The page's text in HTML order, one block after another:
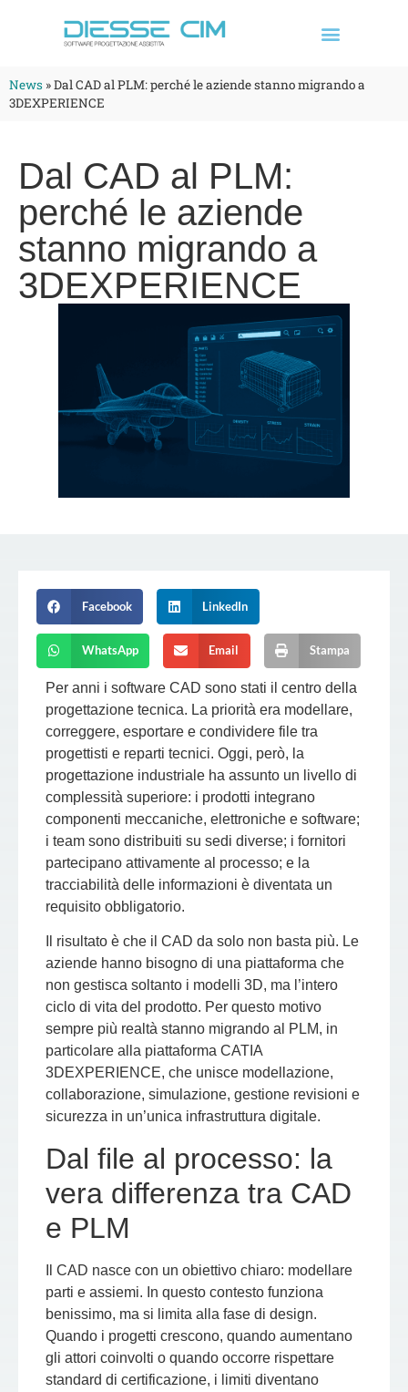
News »Dal CAD al PLM: perché le aziende stanno migrando a
3DEXPERIENCE
Dal CAD al PLM:
perché le aziende
stanno migrando a
3DEXPERIENCE
Facebook LinkedIn
WhatsApp Email Stampa
Per anni i software CAD sono stati il centro della
progettazione tecnica. La priorità era modellare,
correggere, esportare e condividere file tra
progettisti e reparti tecnici. Oggi, però, la
progettazione industriale ha assunto un livello di
complessità superiore: i prodotti integrano
componenti meccaniche, elettroniche e software;
i team sono distribuiti su sedi diverse; i fornitori
partecipano attivamente al processo; e la
tracciabilità delle informazioni è diventata un
requisito obbligatorio.
Il risultato è che il CAD da solo non basta più. Le
aziende hanno bisogno di una piattaforma che
non gestisca soltanto i modelli 3D, ma l’intero
ciclo di vita del prodotto. Per questo motivo
sempre più realtà stanno migrando al PLM, in
particolare alla piattaforma CATIA
3DEXPERIENCE, che unisce modellazione,
collaborazione, simulazione, gestione revisioni e
sicurezza in un’unica infrastruttura digitale.
Dal file al processo: la
vera differenza tra CAD
e PLM
Il CAD nasce con un obiettivo chiaro: modellare
parti e assiemi. In questo contesto funziona
benissimo, ma si limita alla fase di design.
Quando i progetti crescono, quando aumentano
gli attori coinvolti o quando occorre rispettare
standard di certificazione, i limiti diventano